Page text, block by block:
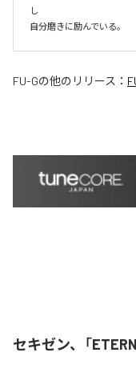
し
自分磨きに励んでいる。
FU-Gの他のリリース：
セキゼン、「